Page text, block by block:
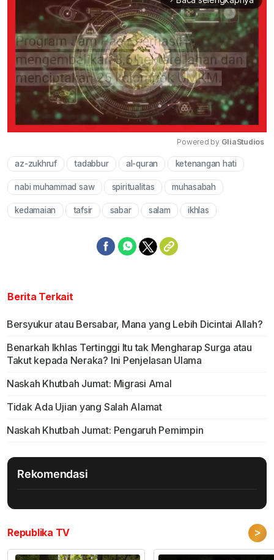
Mute
Powered by GliaStudios
az-zukhruf tadabbur al-quran ketenangan hati
nabi muhammad saw spiritualitas muhasabah
kedamaian tafsir sabar salam ikhlas
Berita Terkait
Bersyukur atau Bersabar, Mana yang Lebih Dicintai Allah?
Benarkah Ikhlas Tertinggi Itu tak Mengharap Surga atau
Takut kepada Neraka? Ini Penjelasan Ulama
Naskah Khutbah Jumat: Migrasi Amal
Tidak Ada Ujian yang Salah Alamat
Naskah Khutbah Jumat: Pengaruh Pemimpin
Rekomendasi
Republika TV >